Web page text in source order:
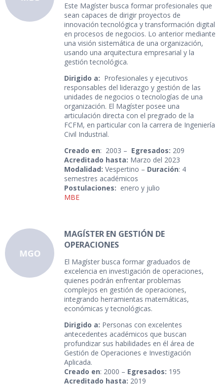
Este Magíster busca formar profesionales que
sean capaces de dirigir proyectos de
innovación tecnológica y transformación digital
en procesos de negocios. Lo anterior mediante
una visión sistemática de una organización,
usando una arquitectura empresarial y la
gestión tecnológica.
Dirigido a: Profesionales y ejecutivos
responsables del liderazgo y gestión de las
unidades de negocios o tecnologías de una
organización. El Magíster posee una
articulación directa con el pregrado de la
FCFM, en particular con la carrera de Ingeniería
Civil Industrial.
Creado en: 2003 – Egresados: 209
Acreditado hasta: Marzo del 2023
Modalidad: Vespertino – Duración: 4
semestres académicos
Postulaciones: enero y julio
MBE
MAGÍSTER EN GESTIÓN DE
OPERACIONES
El Magíster busca formar graduados de
excelencia en investigación de operaciones,
quienes podrán enfrentar problemas
complejos en gestión de operaciones,
integrando herramientas matemáticas,
económicas y tecnológicas.
Dirigido a: Personas con excelentes
antecedentes académicos que buscan
profundizar sus habilidades en él área de
Gestión de Operaciones e Investigación
Aplicada.
Creado en: 2000 – Egresados: 195
Acreditado hasta: 2019